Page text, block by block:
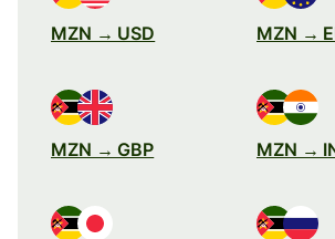
MZN → USD MZN →
MZN → GBP MZN →